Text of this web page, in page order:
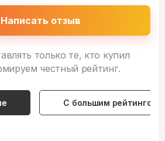
Написать отзыв
только те, кто купил
честный рейтинг.
С большим рейтингом